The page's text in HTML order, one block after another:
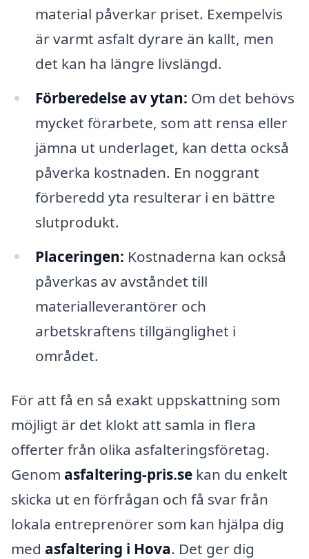
material påverkar priset. Exempelvis
är varmt asfalt dyrare än kallt, men
det kan ha längre livslängd.
Förberedelse av ytan: Om det behövs
mycket förarbete, som att rensa eller
jämna ut underlaget, kan detta också
påverka kostnaden. En noggrant
förberedd yta resulterar i en bättre
slutprodukt.
Placeringen: Kostnaderna kan också
påverkas av avståndet till
materialleverantörer och
arbetskraftens tillgänglighet i
området.
För att få en så exakt uppskattning som
möjligt är det klokt att samla in flera
offerter från olika asfalteringsföretag.
Genom asfaltering-pris.se kan du enkelt
skicka ut en förfrågan och få svar från
lokala entreprenörer som kan hjälpa dig
med asfaltering i Hova. Det ger dig